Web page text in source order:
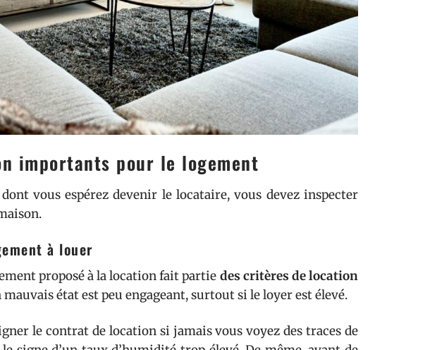
importants pour le logement
vous espérez devenir le locataire, vous devez inspecter
à louer
proposé à la location fait partie des critères de location
état est peu engageant, surtout si le loyer est élevé.
le contrat de location si jamais vous voyez des traces de